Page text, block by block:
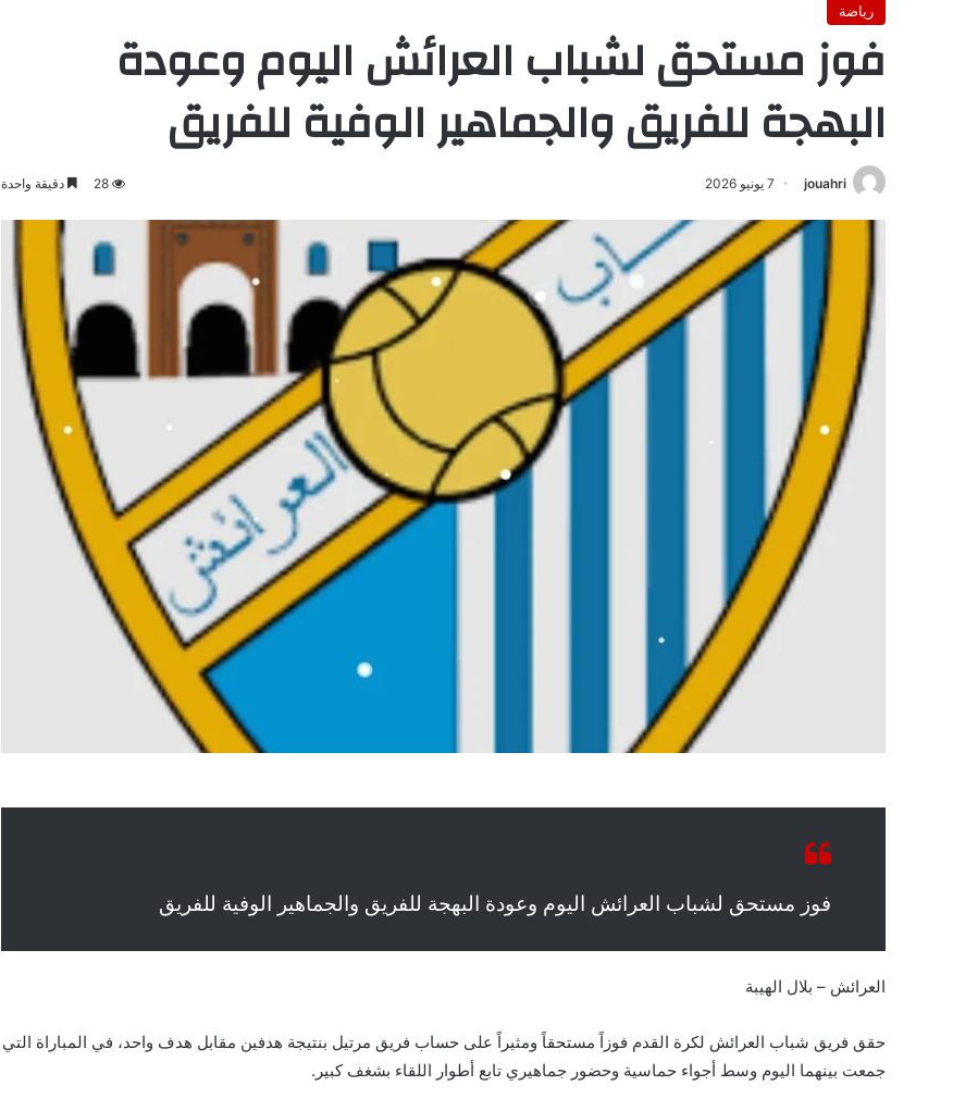
رياضة
فوز مستحق لشباب العرائش اليوم وعودة
البهجة للفريق والجماهير الوفية للفريق
jouahri 7 يونيو 2026 28 دقيقة واحدة
فوز مستحق لشباب العرائش اليوم وعودة البهجة للفريق والجماهير الوفية للفريق
العرائش – بلال الهيبة
حقق فريق شباب العرائش لكرة القدم فوزاً مستحقاً ومثيراً على حساب فريق مرتيل بنتيجة هدفين مقابل هدف واحد، في المباراة التي
جمعت بينهما اليوم وسط أجواء حماسية وحضور جماهيري تابع أطوار اللقاء بشغف كبير.